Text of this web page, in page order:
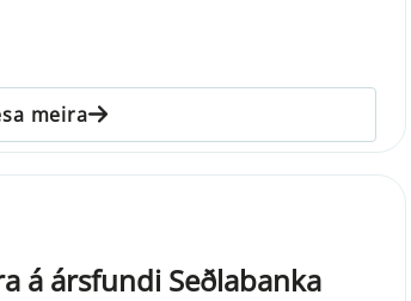
meira
á ársfundi Seðlabanka